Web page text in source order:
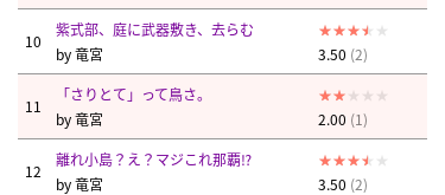
10
紫式部、庭に武器敷き、去らむ
by竜宮 3.50 (2)
11
「さりとて」って鳥さ。
by竜宮 2.00 (1)
12
離れ小島？え？マジこれ那覇⁉︎
by竜宮 3.50 (2)